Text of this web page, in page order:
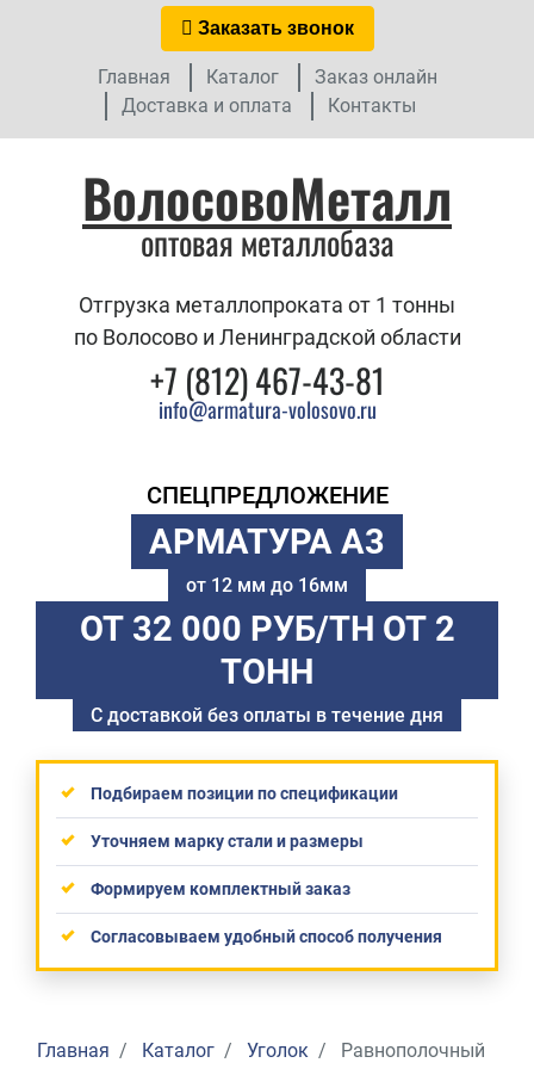
Заказать звонок
Главная Каталог
Заказ онлайн
Доставка и оплата
Контакты
ВолосовоМеталл
оптовая металлобаза
Отгрузка металлопроката от 1 тонны
по Волосово и Ленинградской области
+7 (812) 467-43-81
info@armatura-volosovo.ru
СПЕЦПРЕДЛОЖЕНИЕ
АРМАТУРА А3
от 12 мм до 16мм
ОТ 32 000 РУБ/ТН ОТ 2
ТОНН
С доставкой без оплаты в течение дня
Подбираем позиции по спецификации
Уточняем марку стали и размеры
Формируем комплектный заказ
Согласовываем удобный способ получения
Главная Каталог Уголок Равнополочный